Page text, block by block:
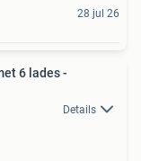
28 jul 26
6 lades -
Details